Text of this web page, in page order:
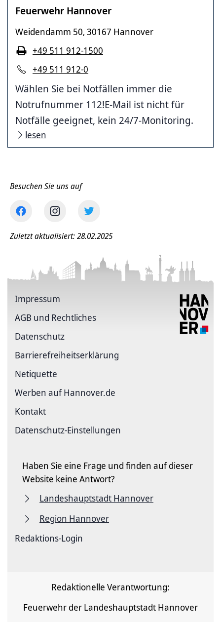
Feuerwehr Hannover
Weidendamm 50, 30167 Hannover
+49 511 912-0
+49 511 912-1500
Wählen Sie bei Notfällen immer die
Notrufnummer 112!E-Mail ist nicht für
Notfälle geeignet, kein 24/7-Monitoring.
lesen
Besuchen Sie uns auf
Zuletzt aktualisiert: 28.02.2025
Impressum
AGB und Rechtliches
Datenschutz
Barriere­freiheits­erklärung
Netiquette
Werben auf Hannover.de
Kontakt
Datenschutz-Einstellungen
Haben Sie eine Frage und finden auf dieser
Website keine Antwort?
Landeshauptstadt Hannover
Region Hannover
Redaktions-Login
Redaktionelle Verantwortung:
Feuerwehr der Landeshauptstadt Hannover